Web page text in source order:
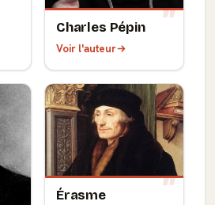
Charles Pépin
Voir l'auteur
Érasme